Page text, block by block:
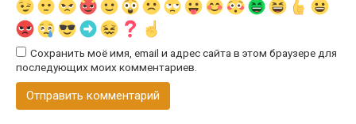
Сохранить моё имя, email и адрес сайта в этом браузере для
последующих моих комментариев.